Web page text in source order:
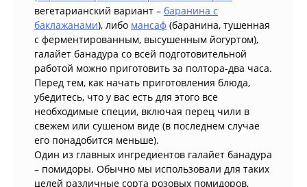
вегетарианский вариант – баранина с
баклажанами), либо мансаф (баранина, тушенная
с ферментированным, высушенным йогуртом),
галайет банадура со всей подготовительной
работой можно приготовить за полтора-два часа.
Перед тем, как начать приготовления блюда,
убедитесь, что у вас есть для этого все
необходимые специи, включая перец чили в
свежем или сушеном виде (в последнем случае
его понадобится меньше).
Один из главных ингредиентов галайет банадура
– помидоры. Обычно мы использовали для таких
целей различные сорта розовых помидоров,